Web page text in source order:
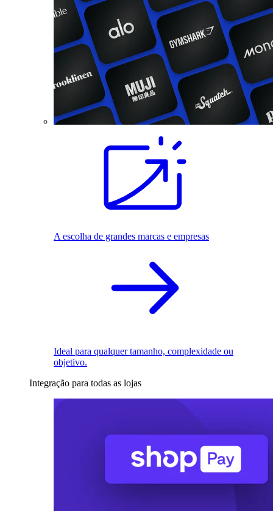
A escolha de grandes marcas e empresas
Ideal para qualquer tamanho, complexidade ou
objetivo.
Integração para todas as lojas